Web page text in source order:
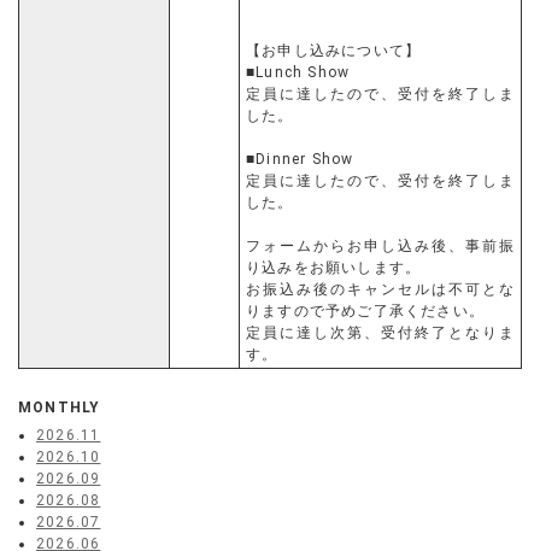
【お申し込みについて】
■Lunch Show
定員に達したので、受付を終了しま
した。
■Dinner Show
定員に達したので、受付を終了しま
した。
フォームからお申し込み後、事前振
り込みをお願いします。
お振込み後のキャンセルは不可とな
りますので予めご了承ください。
定員に達し次第、受付終了となりま
す。
MONTHLY
2026.11
2026.10
2026.09
2026.08
2026.07
2026.06